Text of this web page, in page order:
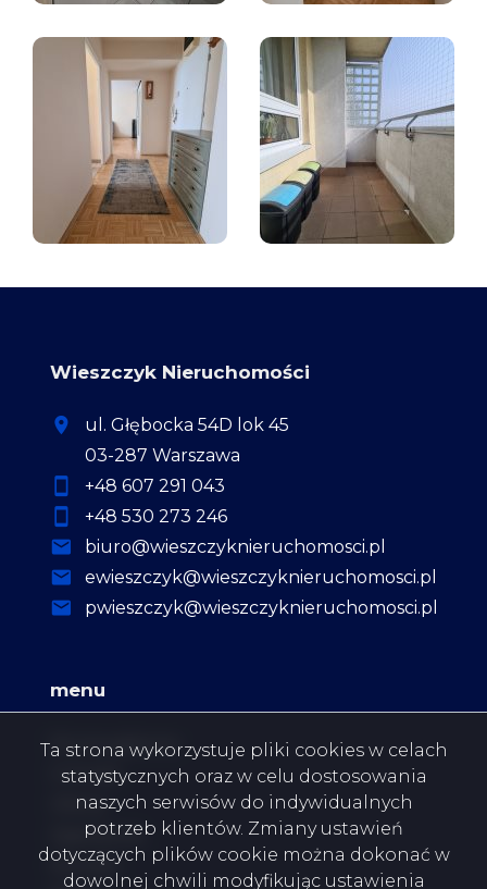
Wieszczyk Nieruchomości
ul. Głębocka 54D lok 45
03-287 Warszawa
+48 607 291 043
+48 530 273 246
biuro@wieszczyknieruchomosci.pl
ewieszczyk@wieszczyknieruchomosci.pl
pwieszczyk@wieszczyknieruchomosci.pl
menu
Strona główna
O firmie
Oferty
Zgłoszenia
Kontakt
Ta strona wykorzystuje pliki cookies w celach
statystycznych oraz w celu dostosowania
naszych serwisów do indywidualnych
potrzeb klientów. Zmiany ustawień
dotyczących plików cookie można dokonać w
dowolnej chwili modyfikując ustawienia